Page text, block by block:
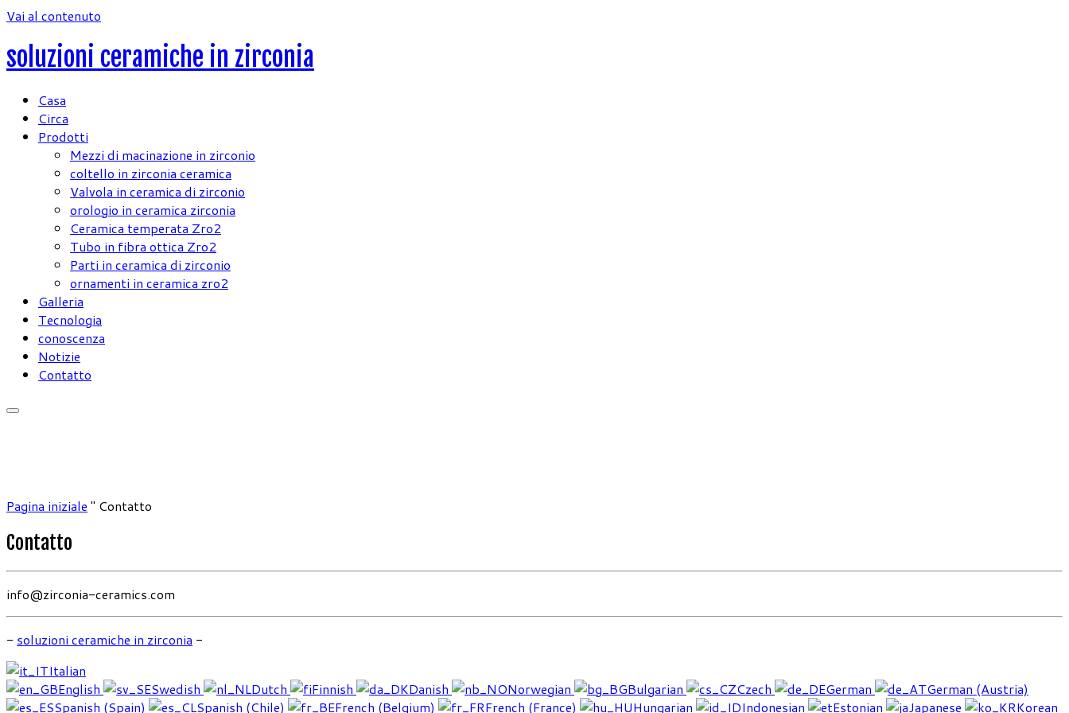
Vai al contenuto
soluzioni ceramiche in zirconia
Casa
Circa
Prodotti
Mezzi di macinazione in zirconio
coltello in zirconia ceramica
Valvola in ceramica di zirconio
orologio in ceramica zirconia
Ceramica temperata Zro2
Tubo in fibra ottica Zro2
Parti in ceramica di zirconio
ornamenti in ceramica zro2
Galleria
Tecnologia
conoscenza
Notizie
Contatto
Pagina iniziale " Contatto
Contatto
info@zirconia-ceramics.com
- soluzioni ceramiche in zirconia -
Italian
English
Swedish Dutch Finnish Danish Norwegian Bulgarian Czech German
German (Austria)
Spanish (Spain)
Spanish (Chile) French (Belgium) French (France) Hungarian Indonesian Estonian Japanese Korean